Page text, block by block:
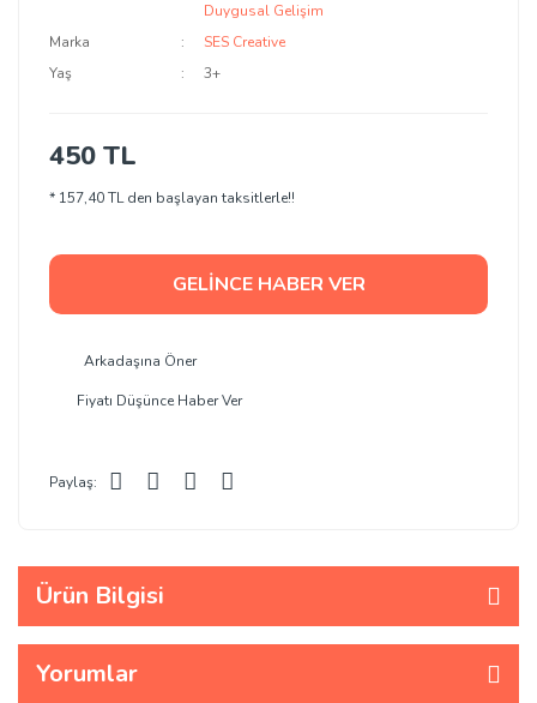
Duygusal Gelişim
Marka
SES Creative
Yaş
3+
450 TL
* 157,40 TL den başlayan taksitlerle!!
GELİNCE HABER VER
Arkadaşına Öner
Fiyatı Düşünce Haber Ver
Paylaş:
Ürün Bilgisi
Yorumlar